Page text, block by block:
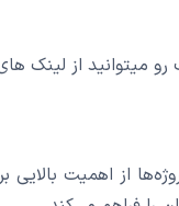
از لینک های
از اهمیت بالایی